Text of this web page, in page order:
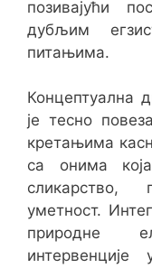
позивајући
дубљим
питањима.
Концептуална
је тесно
кретањима
са онима
уметност.
природне
интервенције